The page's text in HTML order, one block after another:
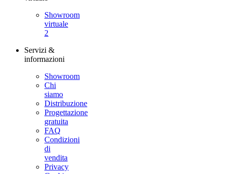
Showroom
virtuale
2
Servizi &
informazioni
Showroom
Chi
siamo
Distribuzione
Progettazione
gratuita
FAQ
Condizioni
di
vendita
Privacy